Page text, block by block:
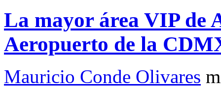
La mayor área VIP de
Aeropuerto de la
Mauricio Conde Olivares